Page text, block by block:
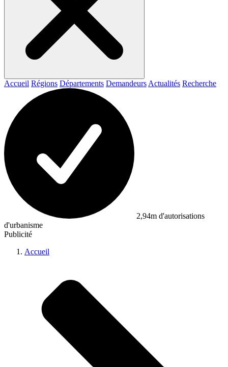
Accueil Régions Départements Demandeurs Actualités Recherche
2,94m d'autorisations
d'urbanisme
Publicité
Accueil